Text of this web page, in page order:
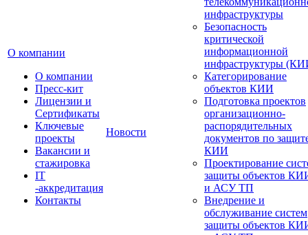
О компании
О компании
Пресс-кит
Лицензии и
Сертификаты
Ключевые
проекты
Вакансии и
стажировка
IT
-аккредитация
Контакты
Новости
инфраструктуры
Безопасность
критической
информационной
инфраструктуры
Категорирование
объектов КИИ
Подготовка проектов
организационно-
распорядительных
документов по
КИИ
Проектирование
защиты объектов
и АСУ ТП
Внедрение и
обслуживание систем
защиты объектов